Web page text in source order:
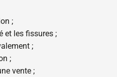
;
et les fissures ;
;
;
vente ;